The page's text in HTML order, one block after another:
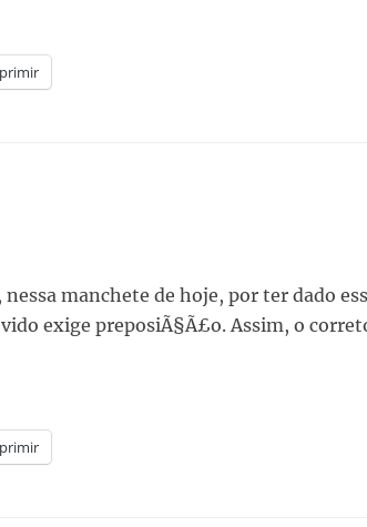
manchete de hoje, por ter dado
exige preposiÃ§Ã£o. Assim, o